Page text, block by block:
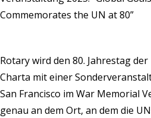
Commemorates the UN at 80”
Rotary wird den 80. Jahrestag
Charta mit einer
San Francisco im War Memorial
genau an dem Ort, an dem die